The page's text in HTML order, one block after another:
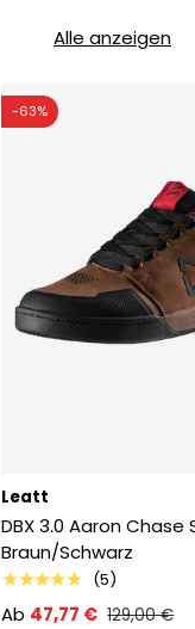
Alle anzeigen
-63%
Leatt
DBX 3.0 Aaron
Braun/Schwarz
★★★★★ (5)
Ab 47,77 € 129,00 €